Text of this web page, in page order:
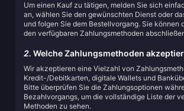
Um einen Kauf zu tätigen, melden Sie sich
an, wählen Sie den gewünschten Dienst oder
und folgen Sie dem Bestellvorgang. Sie können
den verfügbaren Zahlungsmethoden
2. Welche Zahlungsmethoden
Wir akzeptieren eine Vielzahl von
Kredit-/Debitkarten, digitale Wallets und
Bitte überprüfen Sie die Zahlungsoptionen
Bezahlvorgangs, um die vollständige Liste der
Methoden zu sehen.